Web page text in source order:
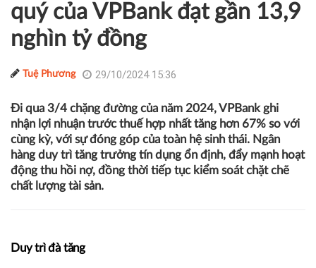
quý của VPBank đạt gần 13,9
nghìn tỷ đồng
Tuệ Phương 29/10/2024 15:36
Đi qua 3/4 chặng đường của năm 2024, VPBank ghi
nhận lợi nhuận trước thuế hợp nhất tăng hơn 67% so với
cùng kỳ, với sự đóng góp của toàn hệ sinh thái. Ngân
hàng duy trì tăng trưởng tín dụng ổn định, đẩy mạnh hoạt
động thu hồi nợ, đồng thời tiếp tục kiểm soát chặt chẽ
chất lượng tài sản.
Duy trì đà tăng